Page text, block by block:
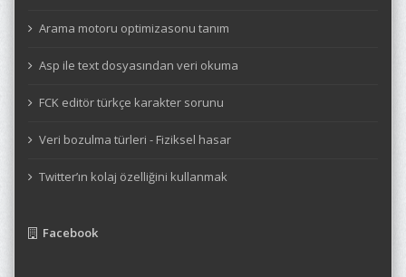
Arama motoru optimizasonu tanım
Asp ile text dosyasından veri okuma
FCK editör türkçe karakter sorunu
Veri bozulma türleri - Fiziksel hasar
Twitter’ın kolaj özelliğini kullanmak
Facebook